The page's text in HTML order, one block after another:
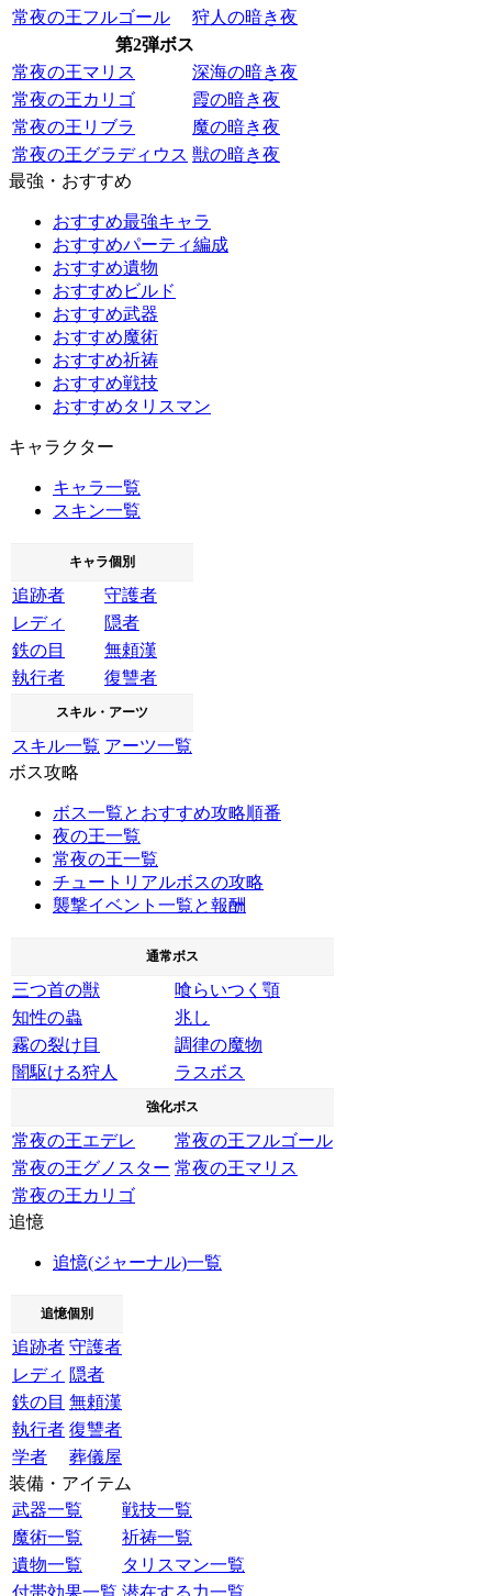
常夜の王フルゴール
狩人の暗き夜
第2弾ボス
常夜の王マリス
深海の暗き夜
常夜の王カリゴ
霞の暗き夜
常夜の王リブラ
魔の暗き夜
常夜の王グラディウス 獣の暗き夜
最強・おすすめ
おすすめ最強キャラ
おすすめパーティ編成
おすすめ遺物
おすすめビルド
おすすめ武器
おすすめ魔術
おすすめ祈祷
おすすめ戦技
おすすめタリスマン
キャラクター
キャラ一覧
スキン一覧
キャラ個別
追跡者
守護者
レディ
隠者
鉄の目
無頼漢
執行者
復讐者
スキル・アーツ
スキル一覧 アーツ一覧
ボス攻略
ボス一覧とおすすめ攻略順番
夜の王一覧
常夜の王一覧
チュートリアルボスの攻略
襲撃イベント一覧と報酬
通常ボス
三つ首の獣
喰らいつく顎
知性の蟲
兆し
霧の裂け目
調律の魔物
闇駆ける狩人
ラスボス
強化ボス
常夜の王エデレ
常夜の王フルゴール
常夜の王グノスター 常夜の王マリス
常夜の王カリゴ
追憶
追憶(ジャーナル)一覧
追憶個別
追跡者 守護者
レディ 隠者
鉄の目 無頼漢
執行者 復讐者
学者
葬儀屋
装備・アイテム
武器一覧
戦技一覧
魔術一覧
祈祷一覧
遺物一覧
タリスマン一覧
付帯効果一覧 潜在する力一覧